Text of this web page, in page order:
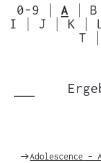
Alphabetische
0-9 A B
I
J K
T
Weiter
Adolescence –